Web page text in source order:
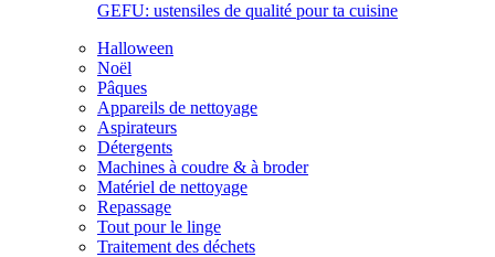
GEFU: ustensiles de qualité pour ta cuisine
Halloween
Noël
Pâques
Appareils de nettoyage
Aspirateurs
Détergents
Machines à coudre & à broder
Matériel de nettoyage
Repassage
Tout pour le linge
Traitement des déchets